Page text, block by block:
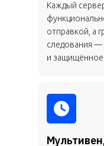
Каждый
отправкой, а
следования —
и защищённое